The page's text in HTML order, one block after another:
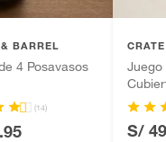
instalados.
BARREL
4 Posavasos
(14)
Juego
S/